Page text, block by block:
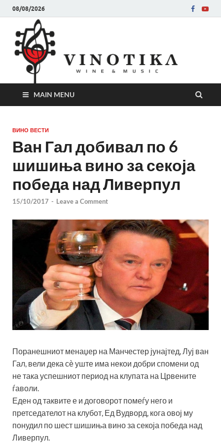
08/08/2026
MAIN MENU
ВИНО ВЕСТИ
Ван Гал добивал по 6
шишиња вино за секоја
победа над Ливерпул
15/10/2017 - Leave a Comment
Поранешниот менаџер на Манчестер јунајтед, Луј ван
Гал, вели дека сѐ уште има некои добри спомени од
не така успешниот период на клупата на Црвените
ѓаволи.
Еден од таквите е и договорот помеѓу него и
претседателот на клубот, Ед Вудворд, кога овој му
понудил по шест шишиња вино за секоја победа над
Ливерпул.